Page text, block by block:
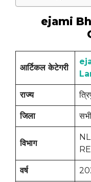
ejami
आर्टिकल केटेगरी
राज्य
जिला
विभाग
वर्ष